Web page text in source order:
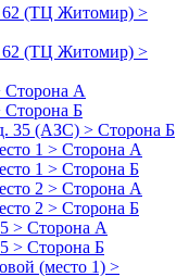
62 (ТЦ Житомир) >
62 (ТЦ Житомир) >
Сторона А
Б
35 (АЗС) > Сторона Б
1 > Сторона А
1 > Сторона Б
2 > Сторона А
2 > Сторона Б
> Сторона А
> Сторона Б
(место 1) >